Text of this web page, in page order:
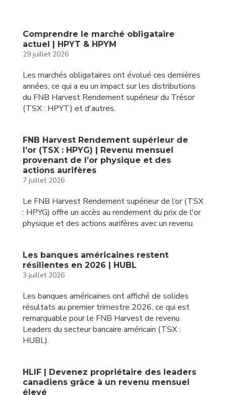
Comprendre le marché obligataire
actuel | HPYT & HPYM
29 juillet 2026
Les marchés obligataires ont évolué ces dernières
années, ce qui a eu un impact sur les distributions
du FNB Harvest Rendement supérieur du Trésor
(TSX : HPYT) et d'autres.
FNB Harvest Rendement supérieur de
l’or (TSX : HPYG) | Revenu mensuel
provenant de l’or physique et des
actions aurifères
7 juillet 2026
Le FNB Harvest Rendement supérieur de l’or (TSX
: HPYG) offre un accès au rendement du prix de l'or
physique et des actions aurifères avec un revenu.
Les banques américaines restent
résilientes en 2026 | HUBL
3 juillet 2026
Les banques américaines ont affiché de solides
résultats au premier trimestre 2026, ce qui est
remarquable pour le FNB Harvest de revenu
Leaders du secteur bancaire américain (TSX :
HUBL).
HLIF | Devenez propriétaire des leaders
canadiens grâce à un revenu mensuel
élevé